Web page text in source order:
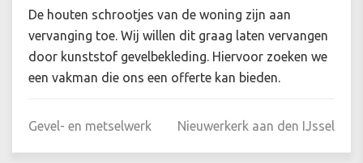
De houten schrootjes van de woning zijn aan
vervanging toe. Wij willen dit graag laten vervangen
door kunststof gevelbekleding. Hiervoor zoeken we
een vakman die ons een offerte kan bieden.
Gevel- en metselwerk Nieuwerkerk aan den IJssel